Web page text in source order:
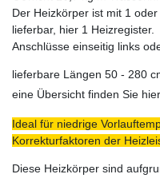
Der Heizkörper ist mit 1
lieferbar, hier 1 Heizregister.
Anschlüsse einseitig links
lieferbare Längen 50 - 280
eine Übersicht finden Sie hier
Ideal für niedrige
Korrekturfaktoren der
Diese Heizkörper sind